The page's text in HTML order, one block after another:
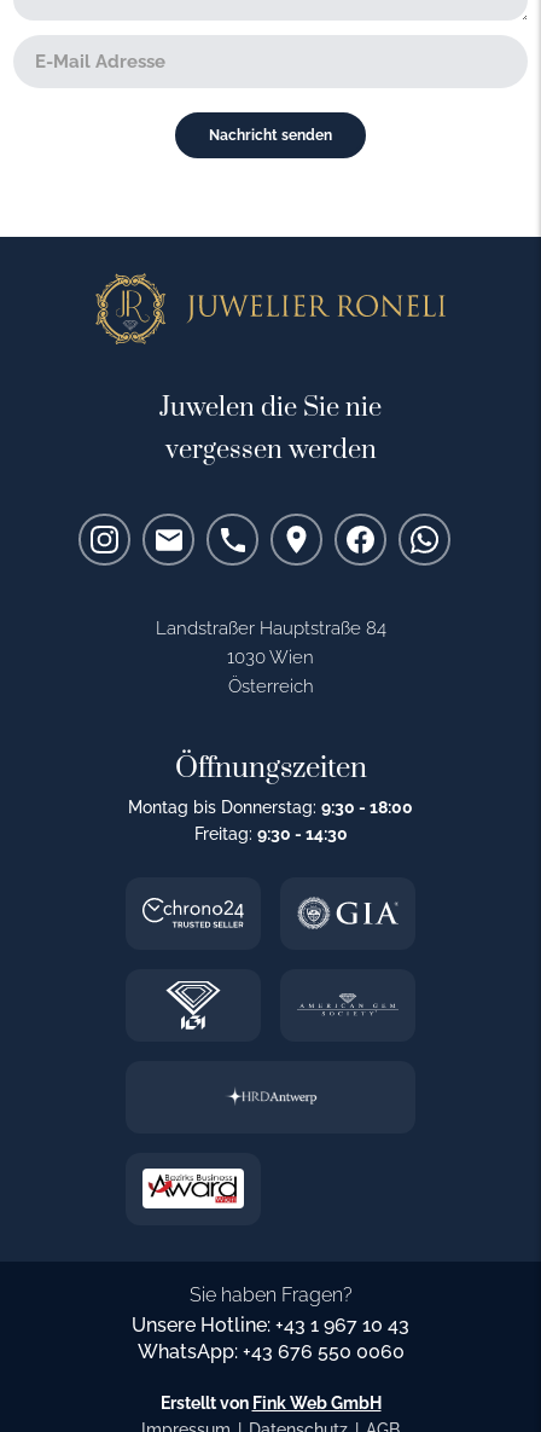
Juwelen die Sie nie
vergessen werden
Landstraßer Hauptstraße 84
1030 Wien
Österreich
Öffnungszeiten
Montag bis Donnerstag: 9:30 - 18:00
Freitag: 9:30 - 14:30
Sie haben Fragen?
Unsere Hotline: +43 1 967 10 43
WhatsApp: +43 676 550 0060
Erstellt von Fink Web GmbH